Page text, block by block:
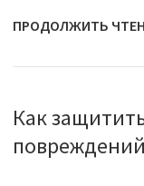
ПРОДОЛЖИТЬ
Как